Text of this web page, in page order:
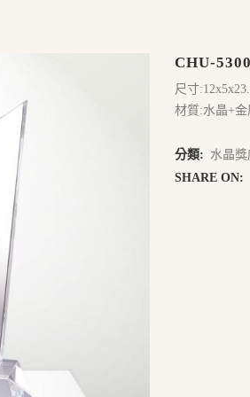
CHU-
尺寸
材質:水晶+金
分類: 水晶獎
SHARE ON: